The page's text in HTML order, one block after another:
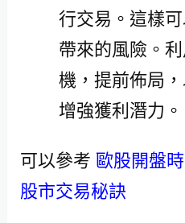
行交易。這樣
帶來的風險。
機，提前佈局
增強獲利潛力。
可以參考 歐股開盤
股市交易秘訣